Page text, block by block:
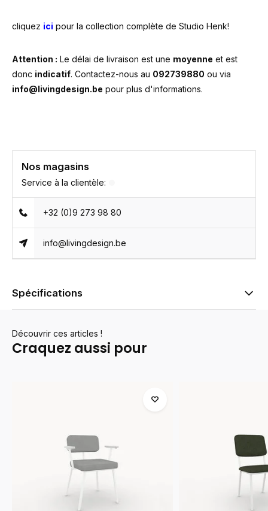
cliquez ici pour la collection complète de Studio Henk!
Attention : Le délai de livraison est une moyenne et est
donc indicatif. Contactez-nous au 092739880 ou via
info@livingdesign.be pour plus d'informations.
Nos magasins
Service à la clientèle:
+32 (0)9 273 98 80
info@livingdesign.be
Spécifications
Découvrir ces articles !
Craquez aussi pour